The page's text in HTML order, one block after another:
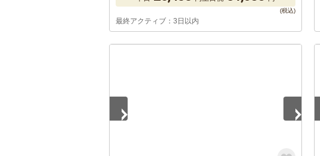
最終アクティブ：3日以内